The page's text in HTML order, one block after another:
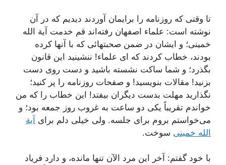
تا وقتى كه روزنامه را برایمان آوردند دیدیم كه در آن
نوشته است: علماء اصفهان رفته‌اند قم خدمت آیة الله
خمینى؛ و ایشان در ضمن صحبتهائى كه با آنها كرده
بودند، خطاب كردند كه اى علماء! ننشینید این قانون
بگذرد؛ و شما ساكت نشسته باشید و دست روى دست
بزنید! مقالات بنویسید! و صفحات روزنامه را پر كنید؛
نگذارید مهلت بدست دیگران بیفتد! این خطاب را كه من
خواندم تقریباً یكى دو ساعت به غروب روز جمعه بود؛ و
مى‌خواستم بروم براى جلسه. ولى خیلى دلم براى آیة
الله خمینى سوخت.
با خود گفتم: آخر این مرد الآن تنها مانده، و دارد فریاد